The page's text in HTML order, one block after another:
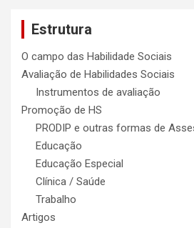
Estrutura
O campo das Habilidade Sociais
Avaliação de Habilidades Sociais
Instrumentos de avaliação
Promoção de HS
PRODIP e outras formas de
Educação
Educação Especial
Clínica / Saúde
Trabalho
Artigos